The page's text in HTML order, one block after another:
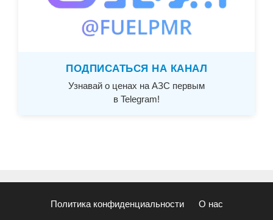
ПОДПИСАТЬСЯ НА КАНАЛ
Узнавай о ценах на АЗС первым
в Telegram!
Политика конфиденциальности О нас